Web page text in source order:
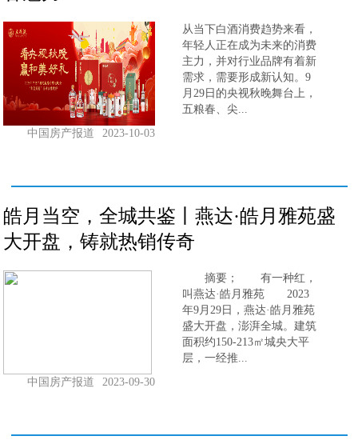
从当下白酒消费趋势来看，
年轻人正在成为未来的消费
主力，并对行业品牌有着新
需求，需要形成新认知。9
月29日的央视秋晚舞台上，
五粮春、尖...
中国房产报道
2023-10-03
皓月当空，全城共鉴丨燕达·皓月雅苑盛
大开盘，铸就热销传奇
摘要； 有一种红，
叫燕达·皓月雅苑 2023
年9月29日，燕达·皓月雅苑
盛大开盘，澎湃全城。建筑
面积约150-213㎡城央大平
层，一经推...
中国房产报道
2023-09-30